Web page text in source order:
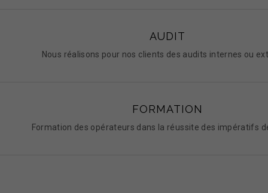
AUDIT
Nous réalisons pour nos clients des audits internes ou
FORMATION
Formation des opérateurs dans la réussite des impératifs